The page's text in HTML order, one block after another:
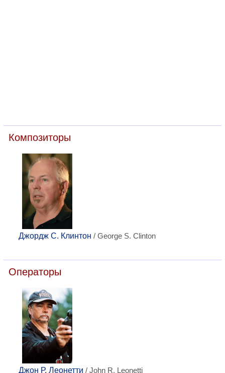
Композиторы
Джордж С. Клинтон / George S. Clinton
Операторы
Джон Р. Леонетти / John R. Leonetti